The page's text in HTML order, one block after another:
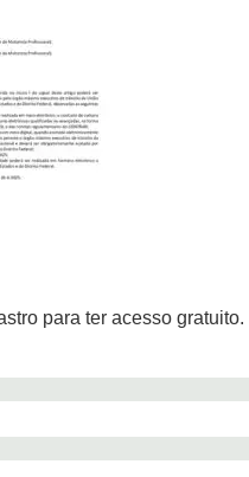
para ter acesso gratuito.